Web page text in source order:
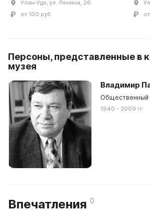
Улан-Удэ, ул. Ленина, 26
от 100 руб
Персоны, представленные в
музея
Владимир
Общественный
1940 - 2009 гг
Впечатления 0